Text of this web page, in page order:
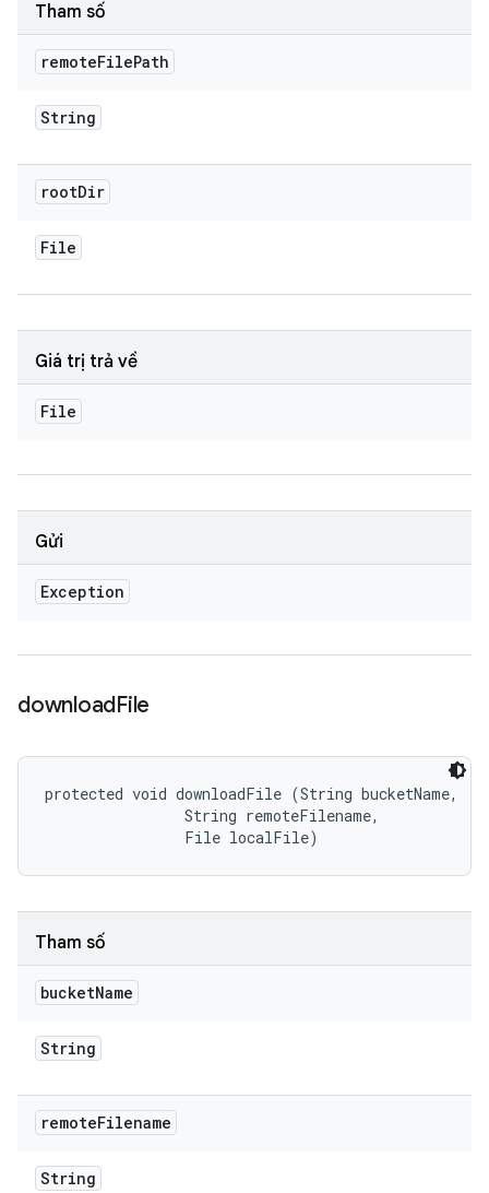
Tham số
remoteFilePath
String
rootDir
File
Giá trị trả về
File
Gửi
Exception
downloadFile
protected void downloadFile (String bucketName,
                String remoteFilename,
                File localFile)
Tham số
bucketName
String
remoteFilename
String